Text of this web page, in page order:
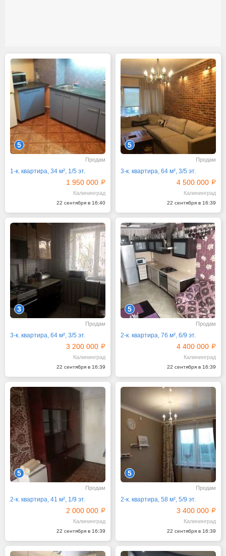
5
Продам
1-к. квартира, 34 м², 1/5 эт.
1 950 000
Калининград
22 сентября в 16:40
5
Продам
3-к. квартира, 64 м², 3/5 эт.
4 500 000
Калининград
22 сентября в 16:39
3
Продам
3-к. квартира, 64 м², 3/5 эт.
3 200 000
Калининград
22 сентября в 16:39
5
Продам
2-к. квартира, 76 м², 6/9 эт.
4 400 000
Калининград
22 сентября в 16:39
5
Продам
2-к. квартира, 41 м², 1/9 эт.
2 000 000
Калининград
22 сентября в 16:39
5
Продам
2-к. квартира, 58 м², 5/9 эт.
3 400 000
Калининград
22 сентября в 16:39